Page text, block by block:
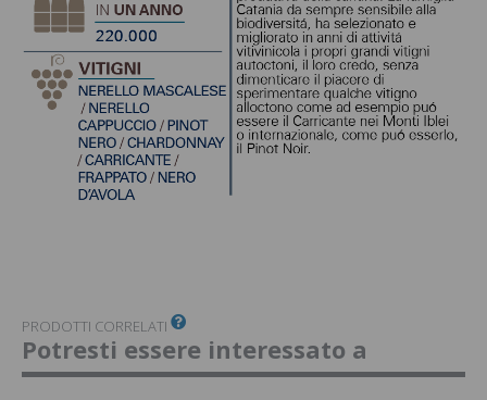
PRODOTTI CORRELATI
Potresti essere interessato a